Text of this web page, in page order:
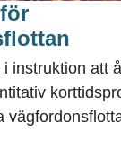
instruktion att